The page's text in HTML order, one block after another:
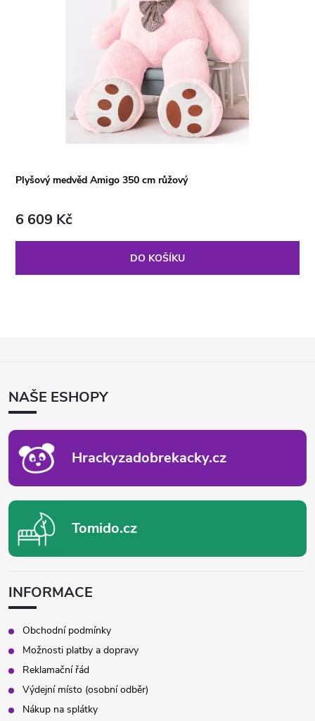
Plyšový medvěd Amigo 350 cm růžový
6 609 Kč
DO KOŠÍKU
ANAŠE ESHOPY
Hrackyzadobrekacky.cz
Tomido.cz
INFORMACE
Obchodní podmínky
Možnosti platby a dopravy
Reklamační řád
Výdejní místo (osobní odběr)
Nákup na splátky